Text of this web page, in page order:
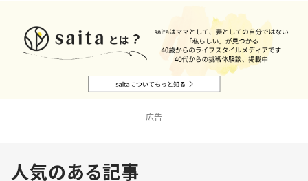
広告
人気のある記事